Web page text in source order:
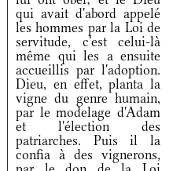
qui avait d'abord appelé
les hommes par la Loi de
servitude, c'est celui-là
même qui les a ensuite
accueillis par l'adoption.
Dieu, en effet, planta la
vigne du genre humain,
par le modelage d'Adam
et l'élection des
patriarches. Puis il la
confia à des vignerons,